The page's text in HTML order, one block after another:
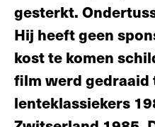
gesterkt.
Hij heeft geen
kost te komen
film werd gedraaid
lenteklassiekers